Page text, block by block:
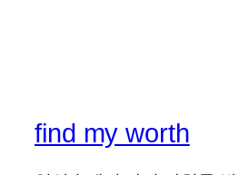
find my worth